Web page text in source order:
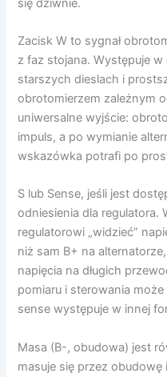
Zacisk W to sygnał
z faz stojana. Występuje
starszych dieslach i
obrotomierzem zależnym
uniwersalne wyjście:
impuls, a po wymianie
wskazówka potrafi po
S lub Sense, jeśli jest
odniesienia dla regulatora.
regulatorowi „widzieć”
niż sam B+ na
napięcia na długich
pomiaru i sterowania
sense występuje w innej
Masa (B-, obudowa) jest
masuje się przez obudowę